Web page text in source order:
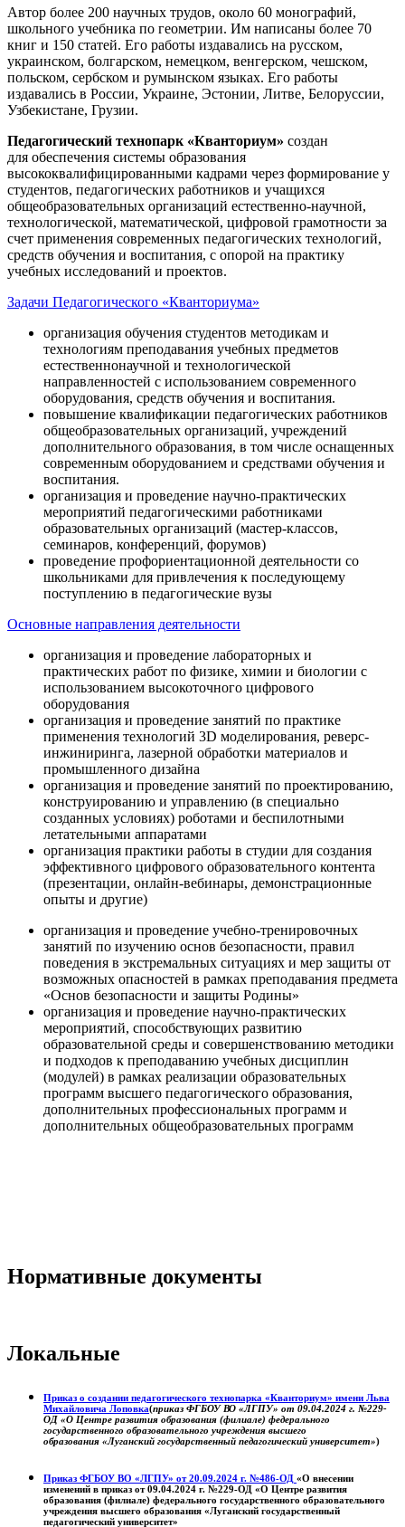
Автор более 200 научных трудов, около 60 монографий,
школьного учебника по геометрии. Им написаны более 70
книг и 150 статей. Его работы издавались на русском,
украинском, болгарском, немецком, венгерском, чешском,
польском, сербском и румынском языках. Его работы
издавались в России, Украине, Эстонии, Литве, Белоруссии,
Узбекистане, Грузии.
Педагогический технопарк «Кванториум» создан
для обеспечения системы образования
высококвалифицированными кадрами через формирование у
студентов, педагогических работников и учащихся
общеобразовательных организаций естественно-научной,
технологической, математической, цифровой грамотности за
счет применения современных педагогических технологий,
средств обучения и воспитания, с опорой на практику
учебных исследований и проектов.
Задачи Педагогического «Кванториума»
организация обучения студентов методикам и
технологиям преподавания учебных предметов
естественнонаучной и технологической
направленностей с использованием современного
оборудования, средств обучения и воспитания.
повышение квалификации педагогических работников
общеобразовательных организаций, учреждений
дополнительного образования, в том числе оснащенных
современным оборудованием и средствами обучения и
воспитания.
организация и проведение научно-практических
мероприятий педагогическими работниками
образовательных организаций (мастер-классов,
семинаров, конференций, форумов)
проведение профориентационной деятельности со
школьниками для привлечения к последующему
поступлению в педагогические вузы
Основные направления деятельности
организация и проведение лабораторных и
практических работ по физике, химии и биологии с
использованием высокоточного цифрового
оборудования
организация и проведение занятий по практике
применения технологий 3D моделирования, реверс-
инжиниринга, лазерной обработки материалов и
промышленного дизайна
организация и проведение занятий по проектированию,
конструированию и управлению (в специально
созданных условиях) роботами и беспилотными
летательными аппаратами
организация практики работы в студии для создания
эффективного цифрового образовательного контента
(презентации, онлайн-вебинары, демонстрационные
опыты и другие)
организация и проведение учебно-тренировочных
занятий по изучению основ безопасности, правил
поведения в экстремальных ситуациях и мер защиты от
возможных опасностей в рамках преподавания предмета
«Основ безопасности и защиты Родины»
организация и проведение научно-практических
мероприятий, способствующих развитию
образовательной среды и совершенствованию методики
и подходов к преподаванию учебных дисциплин
(модулей) в рамках реализации образовательных
программ высшего педагогического образования,
дополнительных профессиональных программ и
дополнительных общеобразовательных программ
Нормативные документы
Локальные
Приказ о создании педагогического технопарка «Кванториум» имени Льва
Михайловича Лоповка(приказ ФГБОУ ВО «ЛГПУ» от 09.04.2024 г. №229-
ОД «О Центре развития образования (филиале) федерального
государственного образовательного учреждения высшего
образования «Луганский государственный педагогический университет»)
Приказ ФГБОУ ВО «ЛГПУ» от 20.09.2024 г. №486-ОД «О внесении
изменений в приказ от 09.04.2024 г. №229-ОД «О Центре развития
образования (филиале) федерального государственного образовательного
учреждения высшего образования «Луганский государственный
педагогический университет»